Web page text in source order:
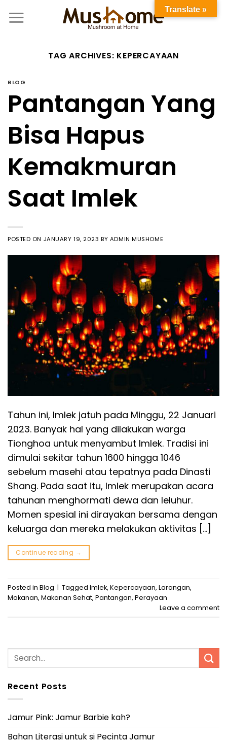
TAG ARCHIVES: KEPERCAYAAN
BLOG
Pantangan Yang
Bisa Hapus
Kemakmuran
Saat Imlek
POSTED ON JANUARY 19, 2023 BY ADMIN MUSHOME
Tahun ini, Imlek jatuh pada Minggu, 22 Januari
2023. Banyak hal yang dilakukan warga
Tionghoa untuk menyambut Imlek. Tradisi ini
dimulai sekitar tahun 1600 hingga 1046
sebelum masehi atau tepatnya pada Dinasti
Shang. Pada saat itu, Imlek merupakan acara
tahunan menghormati dewa dan leluhur.
Momen spesial ini dirayakan bersama dengan
keluarga dan mereka melakukan aktivitas […]
Continue reading →
Posted in Blog | Tagged Imlek, Kepercayaan, Larangan,
Makanan, Makanan Sehat, Pantangan, Perayaan
Leave a comment
Recent Posts
Jamur Pink: Jamur Barbie kah?
Bahan Literasi untuk si Pecinta Jamur
Translate »